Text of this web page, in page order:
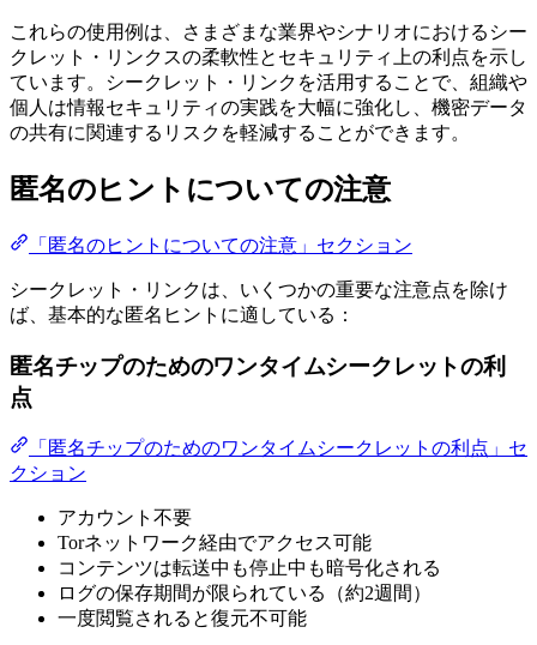
これらの使用例は、さまざまな業界やシナリオにおけるシー
クレット・リンクスの柔軟性とセキュリティ上の利点を示し
ています。シークレット・リンクを活用することで、組織や
個人は情報セキュリティの実践を大幅に強化し、機密データ
の共有に関連するリスクを軽減することができます。
匿名のヒントについての注意
「匿名のヒントについての注意」セクション
シークレット・リンクは、いくつかの重要な注意点を除け
ば、基本的な匿名ヒントに適している：
匿名チップのためのワンタイムシークレットの利
点
「匿名チップのためのワンタイムシークレットの利点」セ
クション
アカウント不要
Torネットワーク経由でアクセス可能
コンテンツは転送中も停止中も暗号化される
ログの保存期間が限られている（約2週間）
一度閲覧されると復元不可能